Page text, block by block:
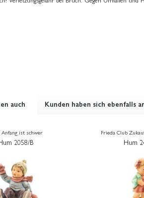
auch Kunden haben sich ebenfalls
ist schwer
2058/B
Frieda Club
Hum